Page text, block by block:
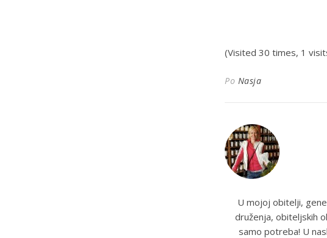
(Visited 30 times, 1
Po Nasja
U mojoj obitelji,
druženja, obiteljskih
samo potreba! U